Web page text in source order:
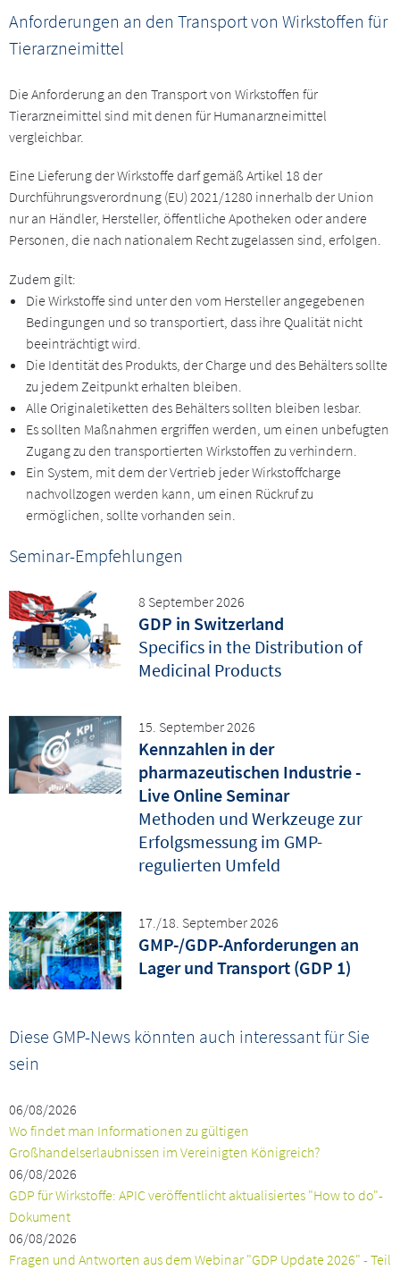
Anforderungen an den Transport von Wirkstoffen für
Tierarzneimittel
Die Anforderung an den Transport von Wirkstoffen für
Tierarzneimittel sind mit denen für Humanarzneimittel
vergleichbar.
Eine Lieferung der Wirkstoffe darf gemäß Artikel 18 der
Durchführungsverordnung (EU) 2021/1280 innerhalb der Union
nur an Händler, Hersteller, öffentliche Apotheken oder andere
Personen, die nach nationalem Recht zugelassen sind, erfolgen.
Zudem gilt:
Die Wirkstoffe sind unter den vom Hersteller angegebenen
Bedingungen und so transportiert, dass ihre Qualität nicht
beeinträchtigt wird.
Die Identität des Produkts, der Charge und des Behälters sollte
zu jedem Zeitpunkt erhalten bleiben.
Alle Originaletiketten des Behälters sollten bleiben lesbar.
Es sollten Maßnahmen ergriffen werden, um einen unbefugten
Zugang zu den transportierten Wirkstoffen zu verhindern.
Ein System, mit dem der Vertrieb jeder Wirkstoffcharge
nachvollzogen werden kann, um einen Rückruf zu
ermöglichen, sollte vorhanden sein.
Seminar-Empfehlungen
8 September 2026
GDP in Switzerland
Specifics in the Distribution of
Medicinal Products
15. September 2026
Kennzahlen in der
pharmazeutischen Industrie -
Live Online Seminar
Methoden und Werkzeuge zur
Erfolgsmessung im GMP-
regulierten Umfeld
17./18. September 2026
GMP-/GDP-Anforderungen an
Lager und Transport (GDP 1)
Diese GMP-News könnten auch interessant für Sie
sein
06/08/2026
Wo findet man Informationen zu gültigen
Großhandelserlaubnissen im Vereinigten Königreich?
06/08/2026
GDP für Wirkstoffe: APIC veröffentlicht aktualisiertes "How to do"-
Dokument
06/08/2026
Fragen und Antworten aus dem Webinar "GDP Update 2026" - Teil